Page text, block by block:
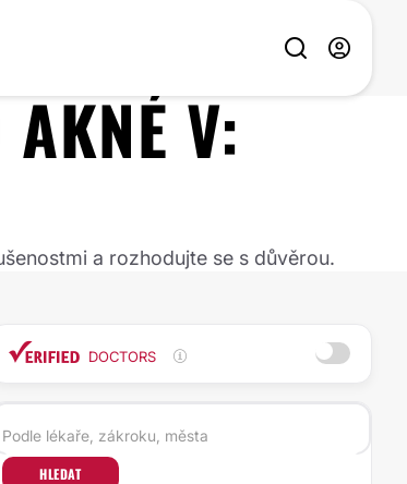
V:
a rozhodujte se s důvěrou.
DOCTORS
HLEDAT